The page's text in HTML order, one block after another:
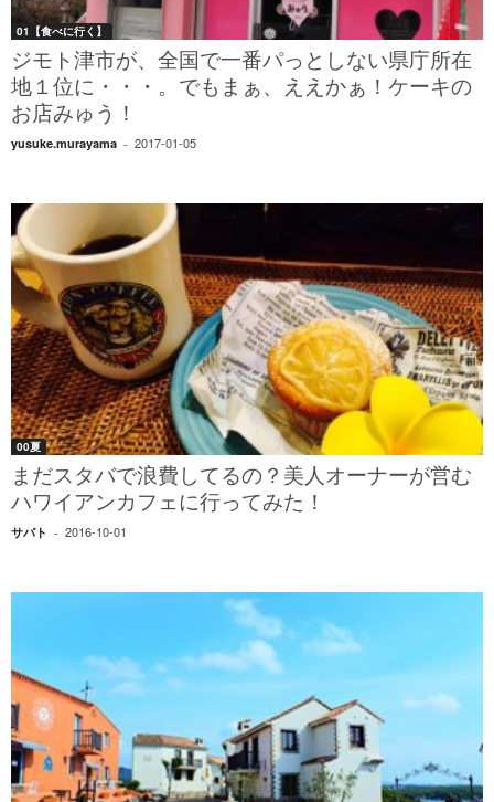
01【食べに行く】
ジモト津市が、全国で一番パっとしない県庁所在
地１位に・・・。でもまぁ、ええかぁ！ケーキの
お店みゅう！
yusuke.murayama - 2017-01-05
00夏
まだスタバで浪費してるの？美人オーナーが営む
ハワイアンカフェに行ってみた！
サバト - 2016-10-01